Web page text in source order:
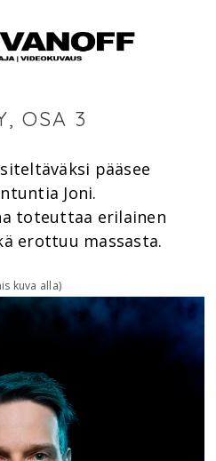
OSA 3
pääsee
Joni.
toteuttaa erilainen
erottuu massasta.
kuva alla)